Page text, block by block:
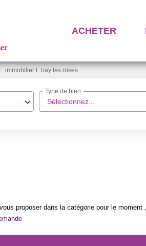
ACHETER
immobilier L hay les roses
Sélectionnez...
Type de bien
proposer dans la catégorie pour le